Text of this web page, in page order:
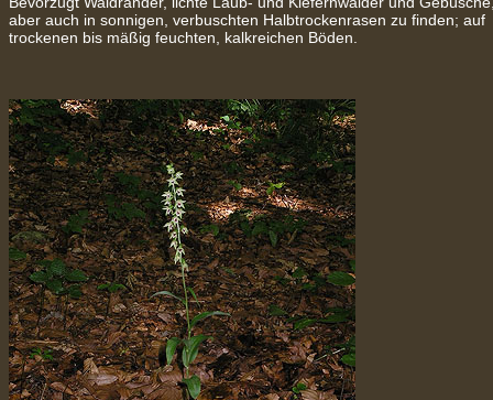
aber auch in sonnigen, verbuschten Halbtrockenrasen zu finden; auf
trockenen bis mäßig feuchten, kalkreichen Böden.